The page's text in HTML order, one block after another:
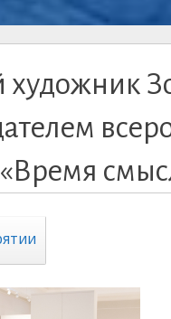
художник
«Время